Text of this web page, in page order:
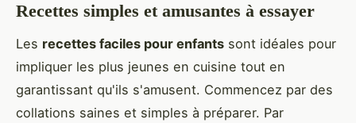
Recettes simples et amusantes à essayer
Les recettes faciles pour enfants sont idéales pour
impliquer les plus jeunes en cuisine tout en
garantissant qu'ils s'amusent. Commencez par des
collations saines et simples à préparer. Par